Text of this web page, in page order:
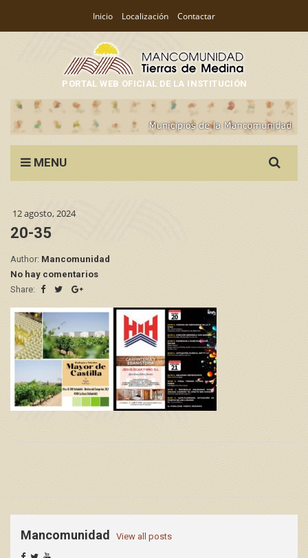
Inicio Localización Contactar
PORTAL WEB OFICIAL DE LA INSTITUCIÓN
MENU
for:
12 agosto, 2024
20-35
Author: Mancomunidad
No hay comentarios
Share:
Mancomunidad View all posts